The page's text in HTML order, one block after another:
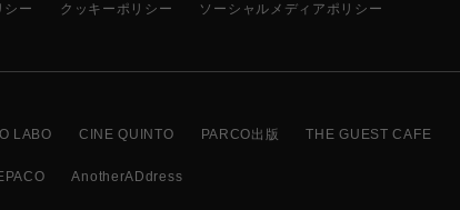
シー クッキーポリシー ソーシャルメディアポリシー
LABO CINE QUINTO PARCO出版 THE GUEST CAFE
AnotherADdress